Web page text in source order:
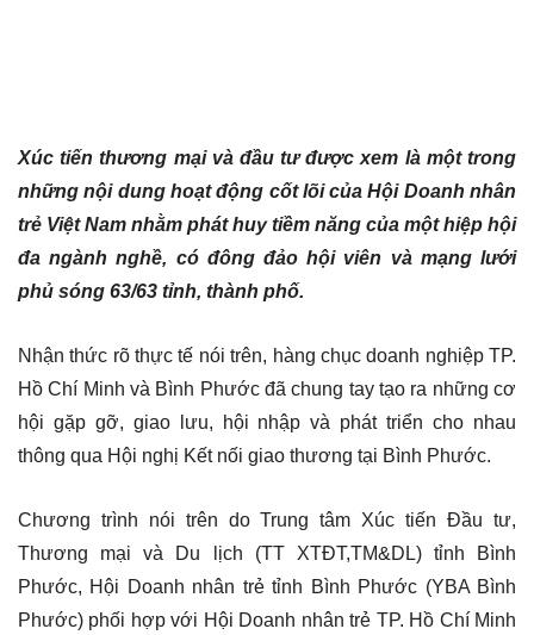
Xúc tiến thương mại và đầu tư được xem là một trong
những nội dung hoạt động cốt lõicủa Hội Doanh nhân
trẻ Việt Nam nhằm phát huy tiềm năng của một hiệp hội
đa ngành nghề, có đông đảo hội viên và mạng lưới
phủ sóng 63/63 tỉnh, thành phố.
Nhận thức rõ thực tế nói trên, hàng chục doanh nghiệp TP.
Hồ Chí Minh và Bình Phước đã chung tay tạo ra những cơ
hội gặp gỡ, giao lưu, hội nhập và phát triển cho nhau
thông qua Hội nghị Kết nối giao thương tại Bình Phước.
Chương trình nói trên do Trung tâm Xúc tiến Đầu tư,
Thương mại và Du lịch (TT XTĐT,TM&DL) tỉnh Bình
Phước, Hội Doanh nhân trẻ tỉnh Bình Phước (YBA Bình
Phước) phối hợp với Hội Doanh nhân trẻ TP. Hồ Chí Minh